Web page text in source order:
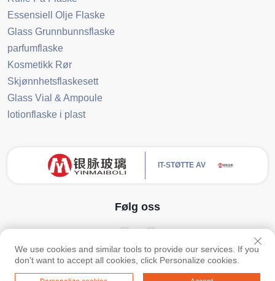
Essensiell Olje Flaske
Glass Grunnbunnsflaske
parfumflaske
Kosmetikk Rør
Skjønnhetsflaskesett
Glass Vial & Ampoule
lotionflaske i plast
IT-STØTTE AV
Følg oss
Opphavsrett © Guangzhou Yinmai Glass Products Co., Ltd Alle retter reservert
-Personvernerklæring BLOGG
We use cookies and similar tools to provide our services. If you
don't want to accept all cookies, click Personalize cookies.